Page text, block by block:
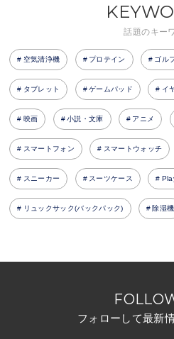
話題のキー
空気清浄機 プロテイン ゴル
タブレット ゲームパッド イ
映画 小説・文庫 アニメ
スマートフォン スマートウォッチ
スニーカー スーツケース
リュックサック(バックパック) 除湿機
フォローして最新